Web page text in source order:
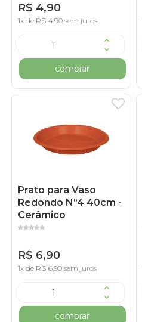
R$ 4,90
1x de R$ 4,90 sem juros
comprar
Prato para Vaso
Redondo N°4 40cm -
Cerâmico
R$ 6,90
1x de R$ 6,90 sem juros
comprar